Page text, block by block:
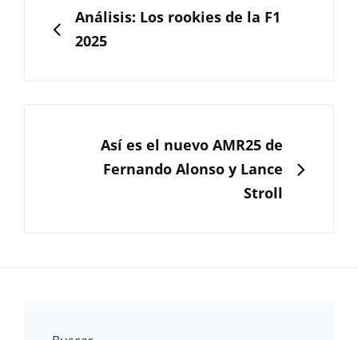
entradas
ANTERIOR
Análisis: Los rookies de la F1
2025
SIGUIENTEAsí es el nuevo AMR25 de
Fernando Alonso y Lance
Stroll